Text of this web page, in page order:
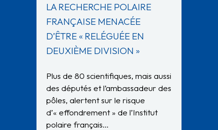
LA RECHERCHE POLAIRE
FRANÇAISE MENACÉE
D’ÊTRE « RELÉGUÉE EN
DEUXIÈME DIVISION »
Plus de 80 scientifiques, mais aussi
des députés et l’ambassadeur des
pôles, alertent sur le risque
d’« effondrement » de l’Institut
polaire français…